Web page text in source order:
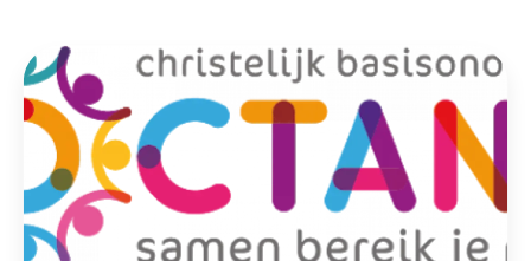
organisaties in Den
Haag, Rijswijk en
Delft. We werken
zonder
winstoogmerk,
voor de wereld van
morgen.
visie
Gezonde
Kinderopvang
Samenwerkingen
Organisatie
samen alle vormen
van kinderopvang
aanbieden.
Allemaal vanuit
één gedeelde visie.
Meer Morgen